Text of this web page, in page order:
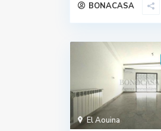
BONACASA
El Aouina